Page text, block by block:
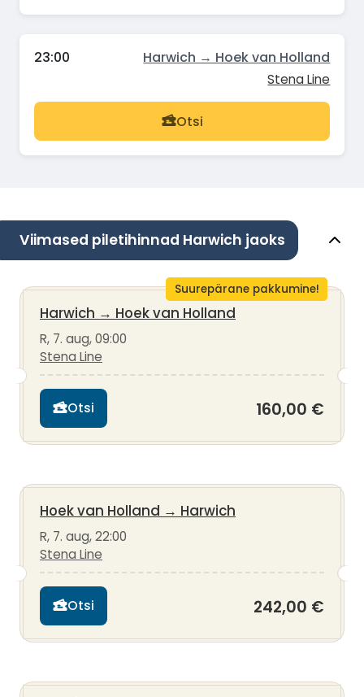
23:00 Harwich → Hoek van Holland
Stena Line
Otsi
Viimased piletihinnad Harwich jaoks
Suurepärane pakkumine!
Harwich → Hoek van Holland
R, 7. aug, 09:00
Stena Line
Otsi 160,00 €
Hoek van Holland → Harwich
R, 7. aug, 22:00
Stena Line
Otsi 242,00 €